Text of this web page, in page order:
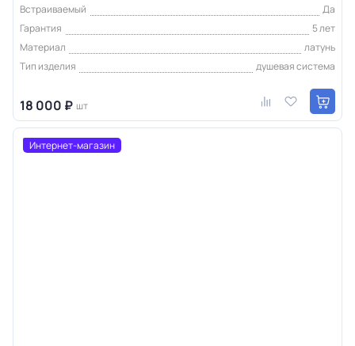
Встраиваемый
Да
Гарантия
5 лет
Материал
латунь
Тип изделия
душевая система
18 000 ₽ шт
Интернет-магазин